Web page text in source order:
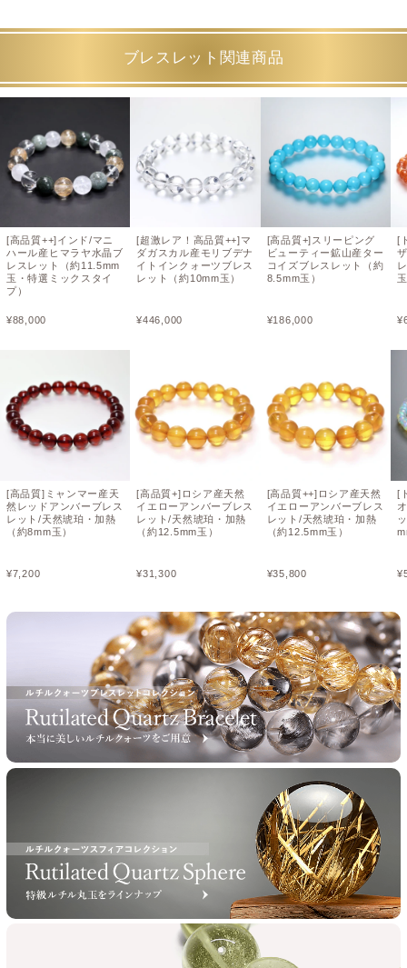
ブレスレット関連商品
[高品質++]インド/マニ
ハール産ヒマラヤ水晶ブ
レスレット（約11.5mm
玉・特選ミックスタイ
プ）
¥88,000
[高品質]ミャンマー産天
然レッドアンバーブレス
レット/天然琥珀・加熱
（約8mm玉）
¥7,200
[超激レア！高品質++]マ
ダガスカル産モリブデナ
イトインクォーツブレス
レット（約10mm玉）
¥446,000
[高品質+]ロシア産天然
イエローアンバーブレス
レット/天然琥珀・加熱
（約12.5mm玉）
¥31,300
[高品質+]スリーピング
ビューティー鉱山産ター
コイズブレスレット（約
8.5mm玉）
¥186,000
[高品質++]ロシア産天然
イエローアンバーブレス
レット/天然琥珀・加熱
（約12.5mm玉）
¥35,800
[
¥
[
¥